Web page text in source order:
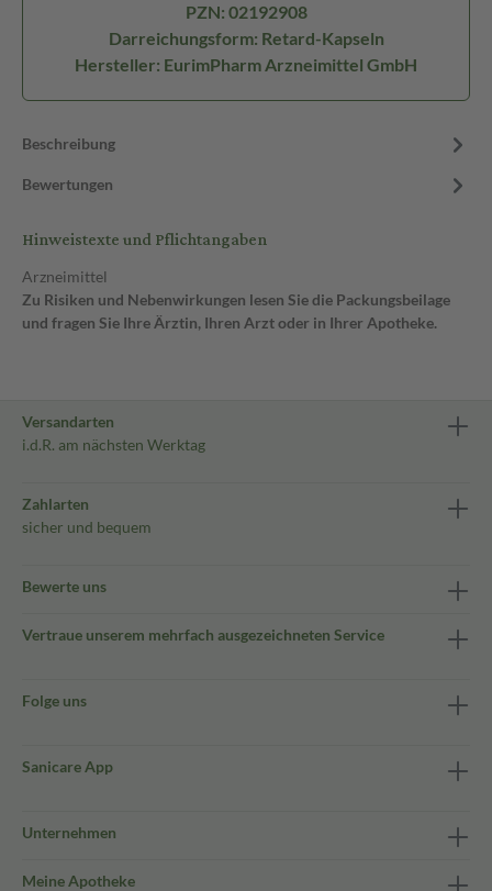
PZN: 02192908
Darreichungsform: Retard-Kapseln
Hersteller: EurimPharm Arzneimittel GmbH
Beschreibung
Bewertungen
Hinweistexte und Pflichtangaben
Arzneimittel
Zu Risiken und Nebenwirkungen lesen Sie die Packungsbeilage
und fragen Sie Ihre Ärztin, Ihren Arzt oder in Ihrer Apotheke.
Versandarten
i.d.R. am nächsten Werktag
Zahlarten
sicher und bequem
Bewerte uns
Vertraue unserem mehrfach ausgezeichneten Service
Folge uns
Sanicare App
Unternehmen
Meine Apotheke